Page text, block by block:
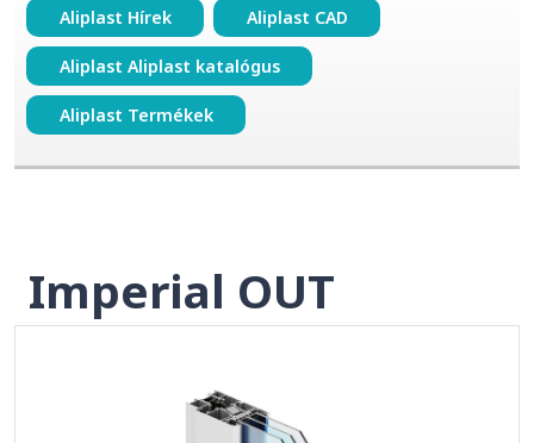
Aliplast Hírek Aliplast CAD
Aliplast Aliplast katalógus
Aliplast Termékek
Imperial OUT